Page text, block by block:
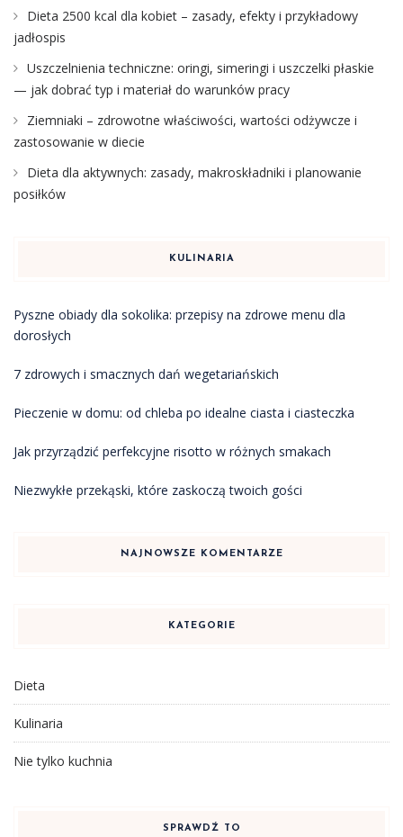
Dieta 2500 kcal dla kobiet – zasady, efekty i przykładowy
jadłospis
Uszczelnienia techniczne: oringi, simeringi i uszczelki płaskie
— jak dobrać typ i materiał do warunków pracy
Ziemniaki – zdrowotne właściwości, wartości odżywcze i
zastosowanie w diecie
Dieta dla aktywnych: zasady, makroskładniki i planowanie
posiłków
KULINARIA
Pyszne obiady dla sokolika: przepisy na zdrowe menu dla
dorosłych
7 zdrowych i smacznych dań wegetariańskich
Pieczenie w domu: od chleba po idealne ciasta i ciasteczka
Jak przyrządzić perfekcyjne risotto w różnych smakach
Niezwykłe przekąski, które zaskoczą twoich gości
NAJNOWSZE KOMENTARZE
KATEGORIE
Dieta
Kulinaria
Nie tylko kuchnia
SPRAWDŹ TO